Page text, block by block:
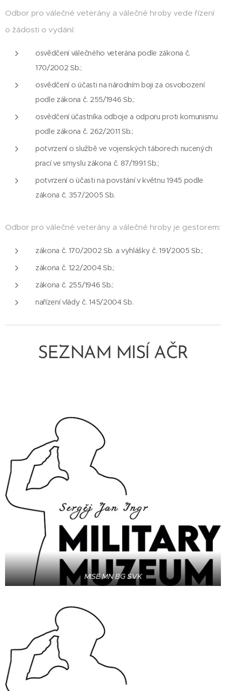
Odbor pro válečné veterány a válečné hroby vede řízení
o žádosti o vydání:
osvědčení válečného veterána podle zákona č.
170/2002 Sb.;
osvědčení o účasti na národním boji za osvobození
podle zákona č. 255/1946 Sb.;
osvědčení účastníka odboje a odporu proti komunismu
podle zákona č. 262/2011 Sb.;
potvrzení o službě ve vojenských táborech nucených
prací ve smyslu zákona č. 87/1991 Sb.;
potvrzení o účasti na povstání v květnu 1945 podle
zákona č. 357/2005 Sb.
Odbor pro válečné veterány a válečné hroby je gestorem:
zákona č. 170/2002 Sb. a vyhlášky č. 191/2005 Sb.;
zákona č. 122/2004 Sb.;
zákona č. 255/1946 Sb.;
nařízení vlády č. 145/2004 Sb.
SEZNAM MISÍ AČR
MISE MN BG SVK